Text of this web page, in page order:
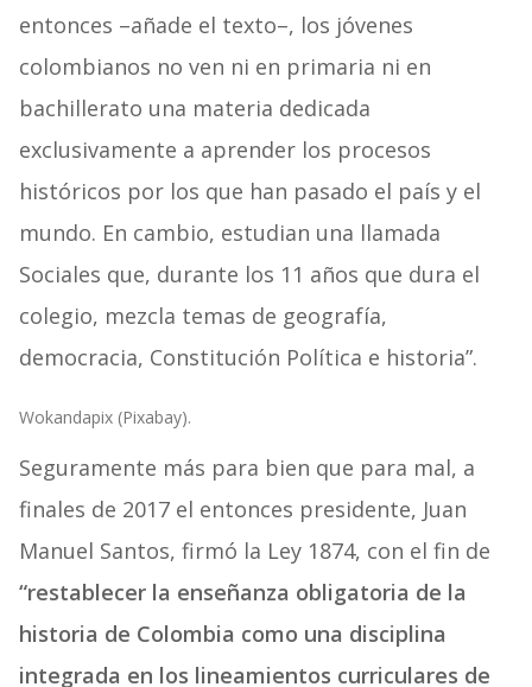
entonces –añade el texto–, los jóvenes
colombianos no ven ni en primaria ni en
bachillerato una materia dedicada
exclusivamente a aprender los procesos
históricos por los que han pasado el país y el
mundo. En cambio, estudian una llamada
Sociales que, durante los 11 años que dura el
colegio, mezcla temas de geografía,
democracia, Constitución Política e historia”.
Wokandapix (Pixabay).
Seguramente más para bien que para mal, a
finales de 2017 el entonces presidente, Juan
Manuel Santos, firmó la Ley 1874, con el fin de
“restablecer la enseñanza obligatoria de la
historia de Colombia como una disciplina
integrada en los lineamientos curriculares de